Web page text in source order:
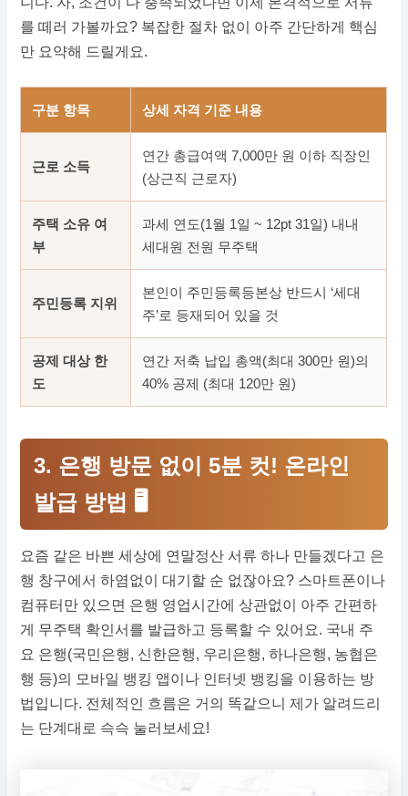
를 떼러 가볼까요? 복잡한 절차 없이 아주 간단하게 핵심
만 요약해 드릴게요.
구분 항목 상세 자격 기준 내용
근로 소득
연간 총급여액 7,000만 원 이하 직장인
(상근직 근로자)
주택 소유 여
부
과세 연도(1월 1일 ~ 12pt 31일) 내내
세대원 전원 무주택
주민등록 지위
본인이 주민등록등본상 반드시 ‘세대
주’로 등재되어 있을 것
공제 대상 한
도
연간 저축 납입 총액(최대 300만 원)의
40% 공제 (최대 120만 원)
3. 은행 방문 없이 5분 컷! 온라인
발급 방법 🖥
요즘 같은 바쁜 세상에 연말정산 서류 하나 만들겠다고 은
행 창구에서 하염없이 대기할 순 없잖아요? 스마트폰이나
컴퓨터만 있으면 은행 영업시간에 상관없이 아주 간편하
게 무주택 확인서를 발급하고 등록할 수 있어요. 국내 주
요 은행(국민은행, 신한은행, 우리은행, 하나은행, 농협은
행 등)의 모바일 뱅킹 앱이나 인터넷 뱅킹을 이용하는 방
법입니다. 전체적인 흐름은 거의 똑같으니 제가 알려드리
는 단계대로 슥슥 눌러보세요!